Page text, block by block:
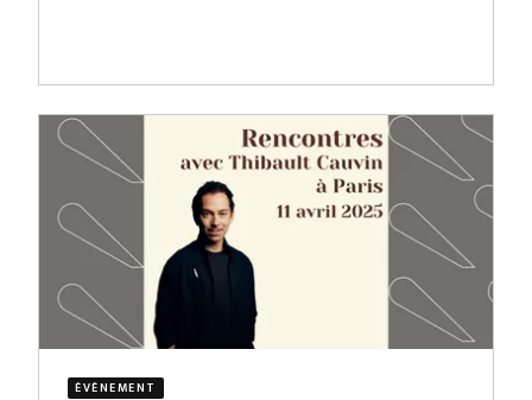
ÉVÈNEMENT